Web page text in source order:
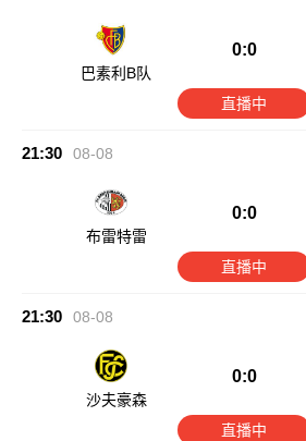
巴素利B队
0:0
直播中
21:30 08-08
布雷特雷
0:0
直播中
21:30 08-08
沙夫豪森
0:0
直播中